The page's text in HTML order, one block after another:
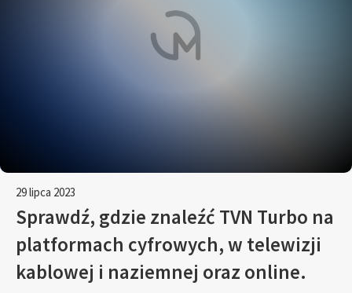
29 lipca 2023
Sprawdź, gdzie znaleźć TVN Turbo na
platformach cyfrowych, w telewizji
kablowej i naziemnej oraz online.